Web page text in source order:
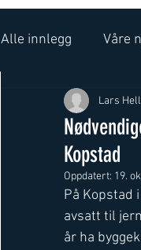
Alle innlegg Våre
Kopstad
Lars
Oppdatert: 19.
På Kopstad
avsatt til
år ha